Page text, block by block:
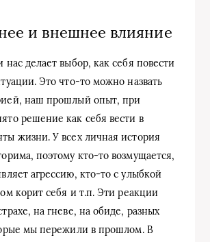
и внешнее влияние
нас делает выбор, как себя повести
Это что-то можно назвать
наш прошлый опыт, при
решение как себя вести в
жизни. У всех личная история
поэтому кто-то возмущается,
агрессию, кто-то с улыбкой
корит себя и т.п. Эти реакции
на гневе, на обиде, разных
мы пережили в прошлом. В